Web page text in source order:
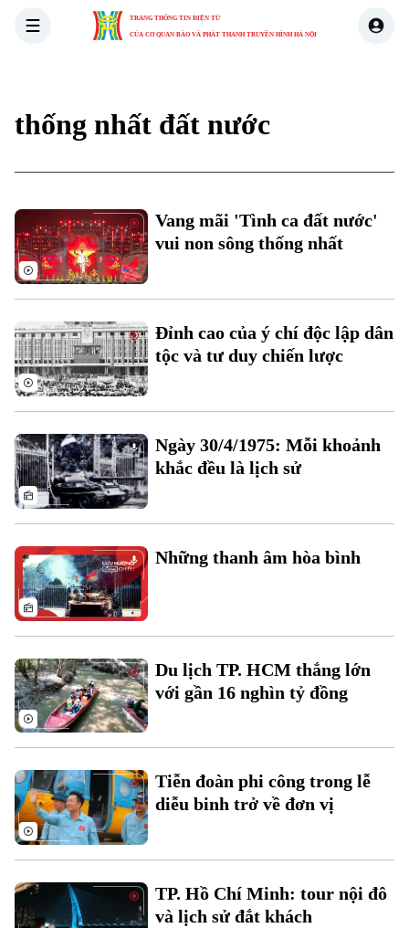
TRANG THÔNG TIN ĐIỆN TỬ
CỦA CƠ QUAN BÁO VÀ PHÁT THANH TRUYỀN HÌNH HÀ NỘI
Xu hướng
Chuyên mục
Hà Nội
Hà Nội
thống nhất đất nước
Vang mãi 'Tình ca đất nước'
vui non sông thống nhất
Đỉnh cao của ý chí độc lập dân
tộc và tư duy chiến lược
Ngày 30/4/1975: Mỗi khoảnh
khắc đều là lịch sử
Những thanh âm hòa bình
Du lịch TP. HCM thắng lớn
với gần 16 nghìn tỷ đồng
Tiễn đoàn phi công trong lễ
diễu binh trở về đơn vị
TP. Hồ Chí Minh: tour nội đô
và lịch sử đắt khách